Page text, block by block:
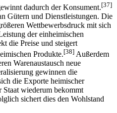
und senkt die
dadurch der Konsument. [37]
Gütern und Dienstleistungen. Die
Wettbewerbsdruck mit sich
der einheimischen
die Preise und steigert
Produkte. [38]Außerdem
Warenaustausch neue
gewinnen die
die Exporte heimischer
Staat wiederum bekommt
sichert dies den Wohlstand